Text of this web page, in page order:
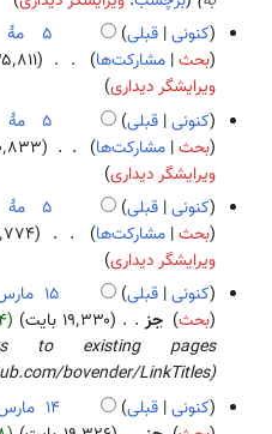
ا
ی
ش
ۀ
و
ی
ر
ا
ی
ش
هٔ
۴
کنونی قبلی
بحث مشارکت‌ها ۲۵٬۸۱۱
ب
د
و
خ
ل
ا
ص
ۀ
و
ی
ر
ا
ویرایشگر دیداری
کنونی قبلی
بحث مشارکت‌ها ۳۰٬۸۳۳
ب
د
و
ن
خ
ل
ا
ص
ۀ
و
ویرایشگر دیداری
کنونی قبلی
بحث مشارکت‌ها ۱۹٬۷۷۴
ب
د
و
ن
خ
ا
ویرایشگر دیداری
کنونی قبلی
بحث جز ۱۹٬۳۳۰ بایت
to existing pages
bovender/LinkTitles).
کنونی قبلی ‏۱۴ مارس ۲۰۲۴، ساعت ۱۵:۲۵